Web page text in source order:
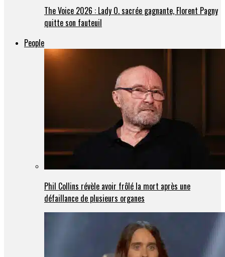
The Voice 2026 : Lady O. sacrée gagnante, Florent Pagny
quitte son fauteuil
People
Phil Collins révèle avoir frôlé la mort après une
défaillance de plusieurs organes